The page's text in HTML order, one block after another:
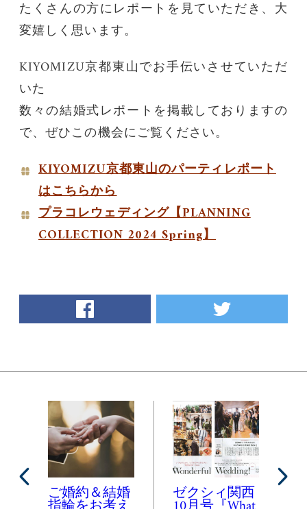
たくさんの方にレポートを見ていただき、大
変嬉しく思います。
KIYOMIZU京都東山でお手伝いさせていただ
いた
数々の結婚式レポートを掲載しておりますの
で、ぜひこの機会にご覧ください。
KIYOMIZU京都東山のパーティレポート
はこちらから
プラコレウェディング【PLANNING
COLLECTION 2024 Spring】
facebook twitter
ご婚約＆結婚
ゼクシィ関西